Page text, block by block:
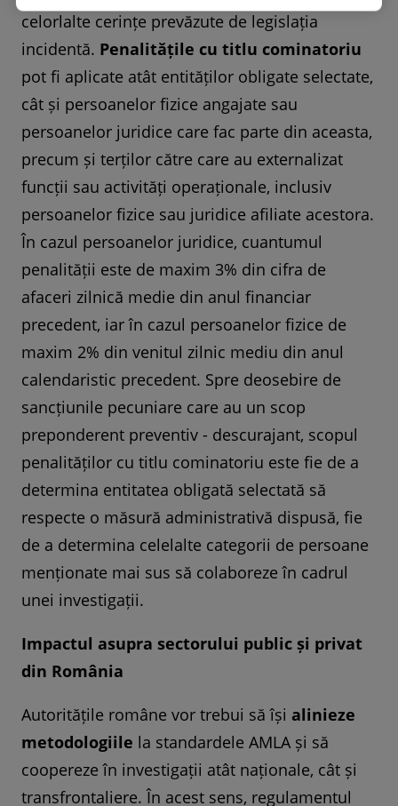
celorlalte cerințe prevăzute de legislația
incidentă. Penalitățile cu titlu cominatoriu
pot fi aplicate atât entităților obligate selectate,
cât și persoanelor fizice angajate sau
persoanelor juridice care fac parte din aceasta,
precum și terților către care au externalizat
funcții sau activități operaționale, inclusiv
persoanelor fizice sau juridice afiliate acestora.
În cazul persoanelor juridice, cuantumul
penalității este de maxim 3% din cifra de
afaceri zilnică medie din anul financiar
precedent, iar în cazul persoanelor fizice de
maxim 2% din venitul zilnic mediu din anul
calendaristic precedent. Spre deosebire de
sancțiunile pecuniare care au un scop
preponderent preventiv - descurajant, scopul
penalităților cu titlu cominatoriu este fie de a
determina entitatea obligată selectată să
respecte o măsură administrativă dispusă, fie
de a determina celelalte categorii de persoane
menționate mai sus să colaboreze în cadrul
unei investigații.
Impactul asupra sectorului public și privat
din România
Autoritățile române vor trebui să își alinieze
metodologiile la standardele AMLA și să
coopereze în investigații atât naționale, cât și
transfrontaliere. În acest sens, regulamentul